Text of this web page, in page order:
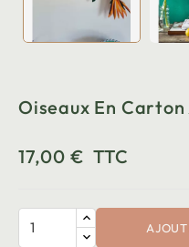
Oiseaux En
17,00 € TTC